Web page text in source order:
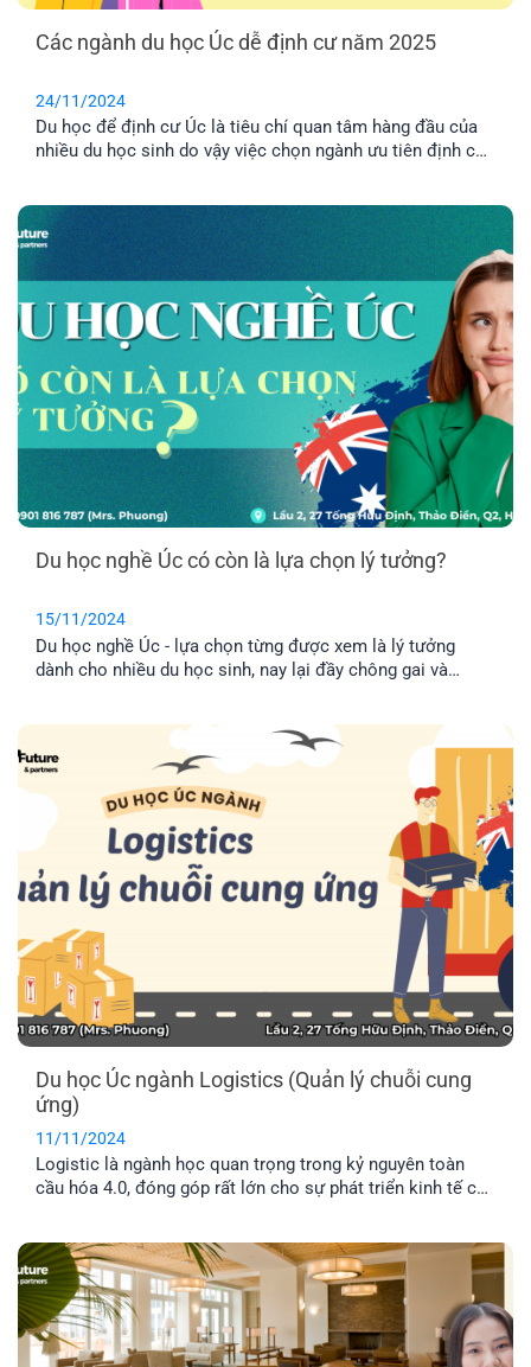
Các ngành du học Úc dễ định cư năm 2025
24/11/2024
Du học để định cư Úc là tiêu chí quan tâm hàng đầu của
nhiều du học sinh do vậy việc chọn ngành ưu tiên định cư
ngành [...]
Du học nghề Úc có còn là lựa chọn lý tưởng?
15/11/2024
Du học nghề Úc - lựa chọn từng được xem là lý tưởng
dành cho nhiều du học sinh, nay lại đầy chông gai và
lượng người nhập cư vào Úc.
Du học Úc ngành Logistics (Quản lý chuỗi cung
ứng)
11/11/2024
Logistic là ngành học quan trọng trong kỷ nguyên toàn
cầu hóa 4.0, đóng góp rất lớn cho sự phát triển kinh tế của
phát triển tuyệt vời trong tương lai. Vậy triển vọng của
ngành Logistics là gì? Hãy cùng tìm hiểu nhé!